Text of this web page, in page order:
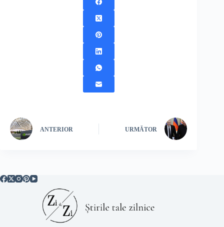
ANTERIOR URMĂTOR